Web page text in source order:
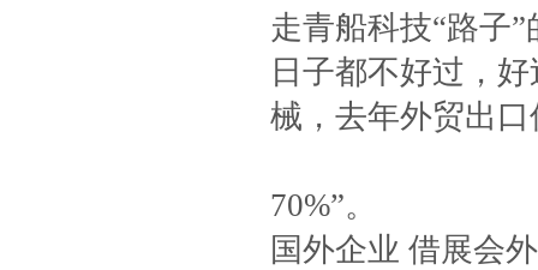
走青船科技“路子
日子都不好过，
械，去年外贸出
70%”。
国外企业 借展会